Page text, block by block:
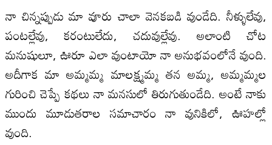
నా చిన్నప్పుడు మా వూరు చాలా వెనకబడి వుండేది. నీళ్ళులేవు,
పంటల్లేవు, కరంటులేదు, చదువుల్లేవు. అలాంటి చోట
మనుషులూ, ఊరూ ఎలా వుంటాయో నా అనుభవంలోనే వుంది.
అదీగాక మా అమ్మమ్మ మాలక్ష్మమ్మ తన అమ్మ, అమ్మమ్మల
గురించి చెప్పే కథలు నా మనసులో తిరుగుతుండేది. అంటే నాకు
ముందు మూడుతరాల సమాచారం నా వునికిలో, ఊహల్లో
వుంది.